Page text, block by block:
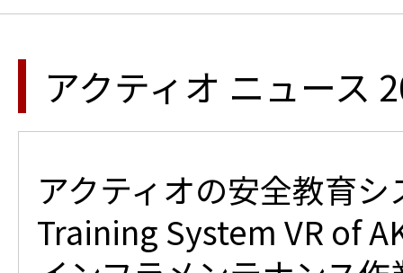
アクティオ ニュース
アクティオの安全教育
Training System VR of